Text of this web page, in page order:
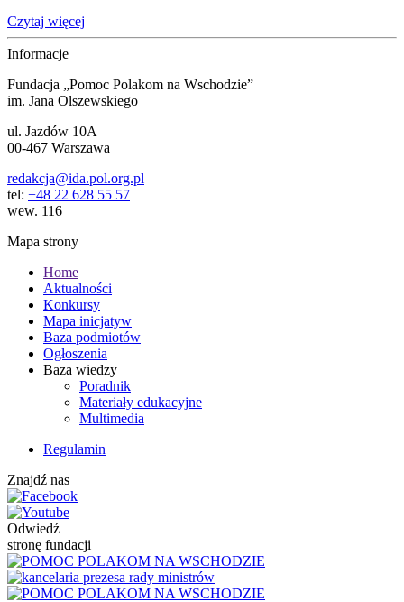
Czytaj więcej
Informacje
Fundacja „Pomoc Polakom na Wschodzie”
im. Jana Olszewskiego
ul. Jazdów 10A
00-467 Warszawa
redakcja@ida.pol.org.pl
tel: +48 22 628 55 57
wew. 116
Mapa strony
Home
Aktualności
Konkursy
Mapa inicjatyw
Baza podmiotów
Ogłoszenia
Baza wiedzy
Poradnik
Materiały edukacyjne
Multimedia
Regulamin
Znajdź nas
Odwiedź
stronę fundacji